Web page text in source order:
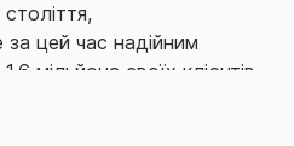
цей час надійним
мільйона своїх клієнтів,